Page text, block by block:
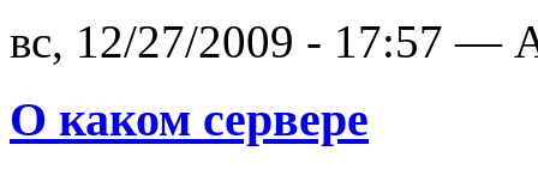
вс, 12/27/2009 - 17:57 —
О каком сервере